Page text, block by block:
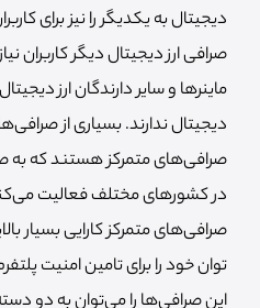
دیجیتال به یکدیگر را نیز برای
صرافی ارز دیجیتال دیگر کاربران
ماینرها و سایر دارندگان ارز
دیجیتال ندارند. بسیاری از
صرافی‌های متمرکز هستند که
در کشورهای مختلف فعالیت
صرافی‌های متمرکز کارایی بسیار
توان خود را برای تامین امنیت
این صرافی‌ها را می‌توان به دو